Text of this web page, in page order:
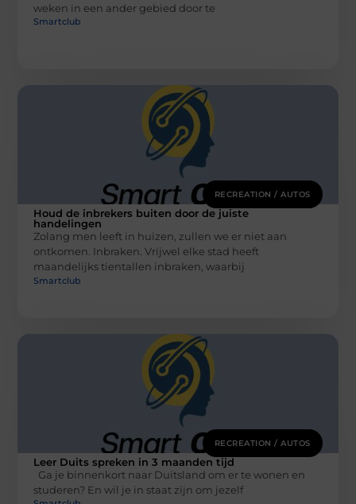
weken in een ander gebied door te
Smartclub
RECREATION / AUTOS
Houd de inbrekers buiten door de juiste
handelingen
Zolang men leeft in huizen, zullen we er niet aan
ontkomen. Inbraken. Vrijwel elke stad heeft
maandelijks tientallen inbraken, waarbij
Smartclub
RECREATION / AUTOS
Leer Duits spreken in 3 maanden tijd
Ga je binnenkort naar Duitsland om er te wonen en
studeren? En wil je in staat zijn om jezelf